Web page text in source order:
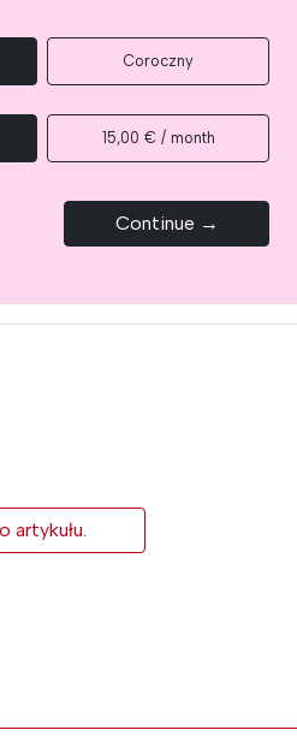
Coroczny
15,00 € / month
Continue →
artykułu.